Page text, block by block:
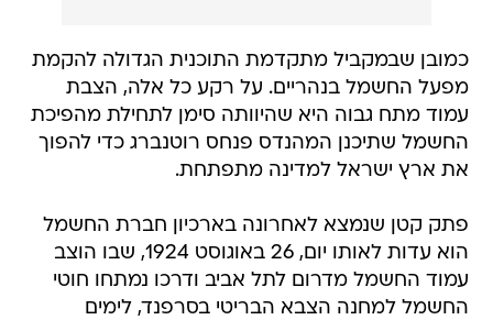
כמובן שבמקביל מתקדמת התוכנית הגדולה להקמת
מפעל החשמל בנהריים. על רקע כל אלה, הצבת
עמוד מתח גבוה היא שהיוותה סימן לתחילת מהפיכת
החשמל שתיכנן המהנדס פנחס רוטנברג כדי להפוך
את ארץ ישראל למדינה מתפתחת.
פתק קטן שנמצא לאחרונה בארכיון חברת החשמל
הוא עדות לאותו יום, 26 באוגוסט 1924, שבו הוצב
עמוד החשמל מדרום לתל אביב ודרכו נמתחו חוטי
החשמל למחנה הצבא הבריטי בסרפנד, לימים